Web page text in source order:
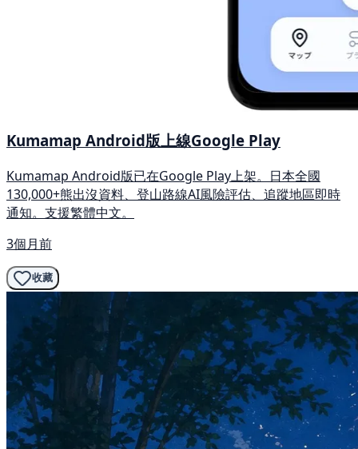
Kumamap Android版上線Google Play
Kumamap Android版已在Google Play上架。日本全國
130,000+熊出沒資料、登山路線AI風險評估、追蹤地區即時
通知。支援繁體中文。
3個月前
收藏